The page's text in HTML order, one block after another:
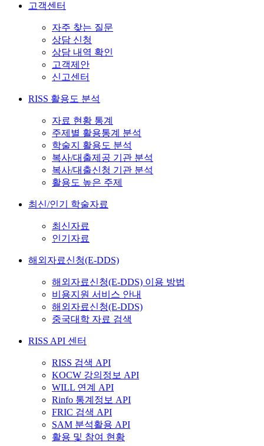
고객센터
자주 찾는 질문
상담 신청
상담 내역 확인
고객제안
신고센터
RISS 활용도 분석
자료 현황 통계
주제별 활용통계 분석
학술지 활용도 분석
복사/대출제공 기관 분석
복사/대출신청 기관 분석
활용도 높은 주제
최신/인기 학술자료
최신자료
인기자료
해외자료신청(E-DDS)
해외자료신청(E-DDS) 이용 방법
비용지원 서비스 안내
해외자료신청(E-DDS)
중국대학 자료 검색
RISS API 센터
RISS 검색 API
KOCW 강의정보 API
WILL 연계 API
Rinfo 통계정보 API
FRIC 검색 API
SAM 분석활용 API
활용 및 참여 현황